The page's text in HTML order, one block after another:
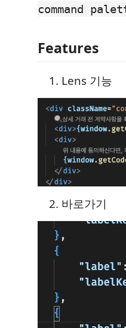
command
Features
Lens 기능
바로가기